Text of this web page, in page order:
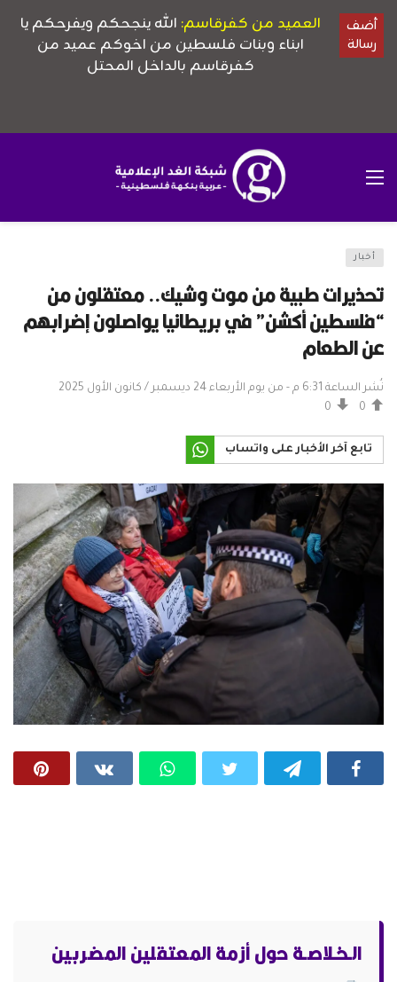
أخبار
تحذيرات طبية من موت وشيك.. معتقلون من
“فلسطين أكشن” في بريطانيا يواصلون إضرابهم
عن الطعام
نُشر الساعة 6:31 م - من يوم الأربعاء 24 ديسمبر / كانون الأول 2025
0
0
تابع آخر الأخبار على واتساب
الـخـلاصـة حول أزمة المعتقلين المضربين